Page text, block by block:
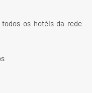
os hotéis da rede